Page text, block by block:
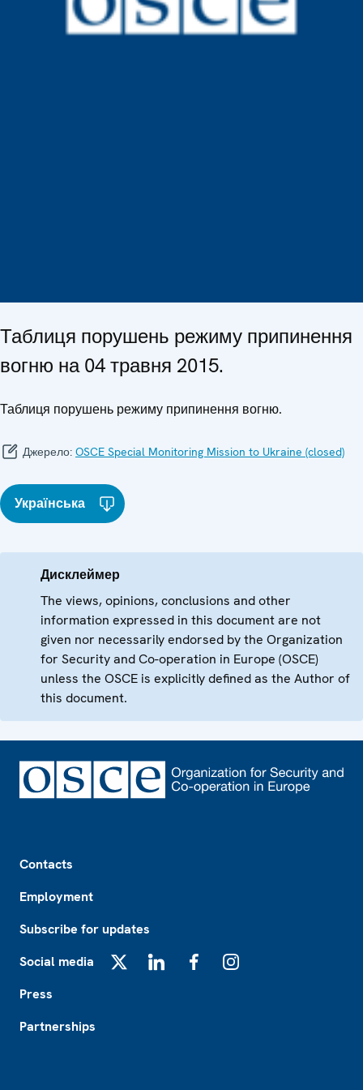
Таблиця порушень режиму припинення
вогню на 04 травня 2015.
Таблиця порушень режиму припинення вогню.
Джерело: OSCE Special Monitoring Mission to Ukraine (closed)
Українська
Дисклеймер
The views, opinions, conclusions and other
information expressed in this document are not
given nor necessarily endorsed by the Organization
for Security and Co-operation in Europe (OSCE)
unless the OSCE is explicitly defined as the Author of
this document.
Contacts
Employment
Subscribe for updates
Social media
Press
Partnerships